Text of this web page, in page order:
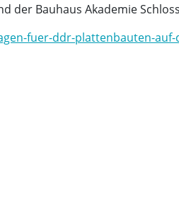
der Bauhaus Akademie
fuer-ddr-plattenbauten-auf-